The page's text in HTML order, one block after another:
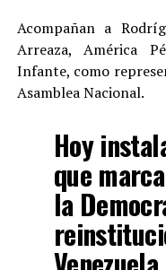
Acompañan a
Arreaza, América
Infante, como
Asamblea Nacional.
Hoy
que
la